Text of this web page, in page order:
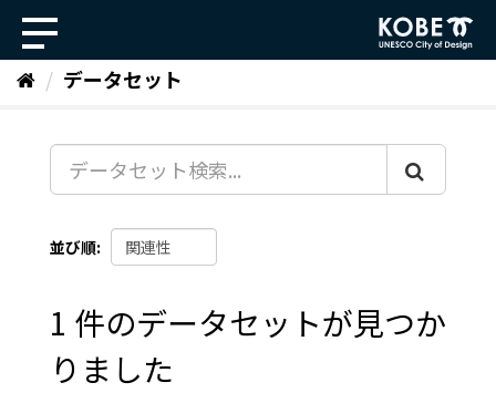
ッ
データセット
並び順
1 件のデータセットが見つか
りました